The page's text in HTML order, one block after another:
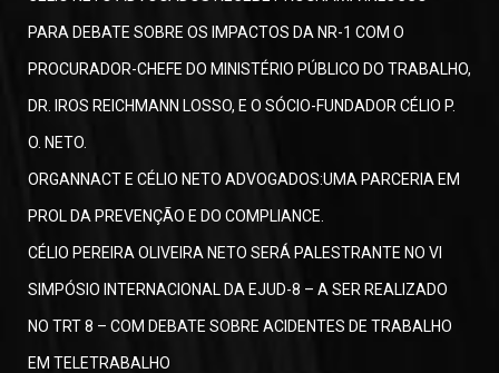
PARA DEBATE SOBRE OS IMPACTOS DA NR-1 COM O
PROCURADOR-CHEFE DO MINISTÉRIO PÚBLICO DO TRABALHO,
DR. IROS REICHMANN LOSSO, E O SÓCIO-FUNDADOR CÉLIO P.
O. NETO.
ORGANNACT E CÉLIO NETO ADVOGADOS:UMA PARCERIA EM
PROL DA PREVENÇÃO E DO COMPLIANCE.
CÉLIO PEREIRA OLIVEIRA NETO SERÁ PALESTRANTE NO VI
SIMPÓSIO INTERNACIONAL DA EJUD-8 – A SER REALIZADO
NO TRT 8 – COM DEBATE SOBRE ACIDENTES DE TRABALHO
EM TELETRABALHO